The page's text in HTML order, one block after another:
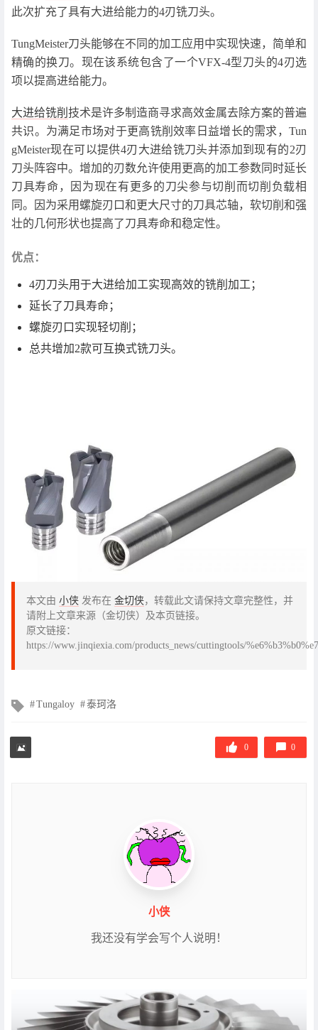
此次扩充了具有大进给能力的4刃铣刀头。
TungMeister刀头能够在不同的加工应用中实现快速，简单和
精确的换刀。现在该系统包含了一个VFX-4型刀头的4刃选
项以提高进给能力。
大进给铣削 技术是许多制造商寻求高效金属去除方案的普遍
共识。为满足市场对于更高铣削效率日益增长的需求，Tun
gMeister现在可以提供4刃大进给铣刀头并添加到现有的2刃
刀头阵容中。增加的刃数允许使用更高的加工参数同时延长
刀具寿命，因为现在有更多的刀尖参与切削而切削负载相
同。因为采用螺旋刃口和更大尺寸的刀具芯轴，软切削和强
壮的几何形状也提高了刀具寿命和稳定性。
优点：
4刃刀头用于大进给加工实现高效的铣削加工；
延长了刀具寿命；
螺旋刃口实现轻切削；
总共增加2款可互换式铣刀头。
本文由 小侠 发布在 金切侠，转载此文请保持文章完整性，并
请附上文章来源（金切侠）及本页链接。
原文链接：
https://www.jinqiexia.com/products_news/cuttingtools/
文
签
Tungaloy 泰珂洛
0 0
小侠
我还没有学会写个人说明！